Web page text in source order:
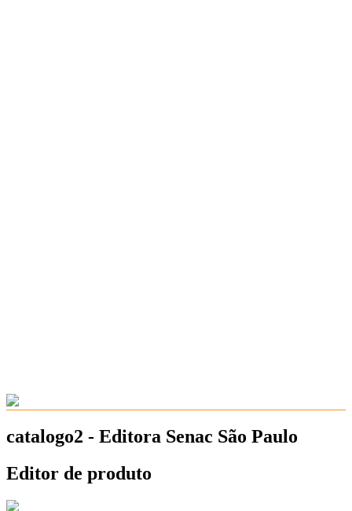
catalogo2 - Editora Senac São Paulo
Editor de produto